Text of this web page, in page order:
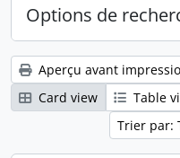
Options de
Aperçu avant
Card view
Table
Trier par: